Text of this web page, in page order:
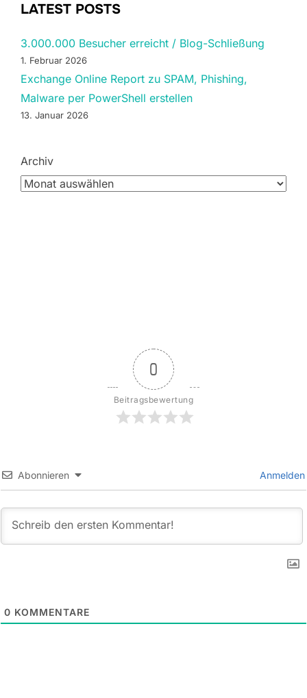
LATEST POSTS
3.000.000 Besucher erreicht / Blog-Schließung
1. Februar 2026
Exchange Online Report zu SPAM, Phishing,
Malware per PowerShell erstellen
13. Januar 2026
Archiv
0
Beitragsbewertung
Abonnieren Anmelden
0 KOMMENTARE